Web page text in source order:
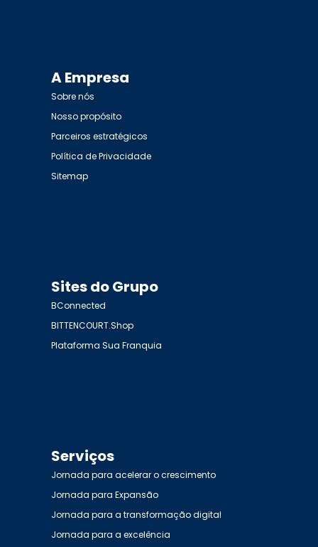
A Empresa
Sobre nós
Nosso propósito
Parceiros estratégicos
Política de Privacidade
Sitemap
Sites do Grupo
BConnected
BITTENCOURT.Shop
Plataforma Sua Franquia
Serviços
Jornada para acelerar o crescimento
Jornada para Expansão
Jornada para a transformação digital
Jornada para a excelência